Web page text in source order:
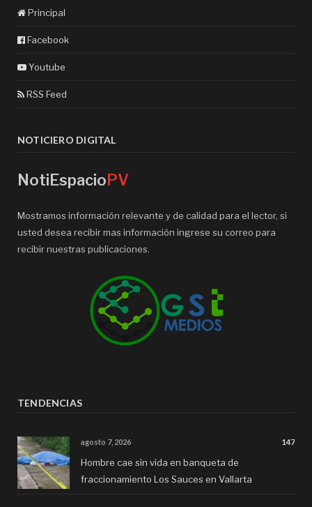
Principal
Facebook
Youtube
RSS Feed
NOTICIERO DIGITAL
NotiEspacioPV
Mostramos información relevante y de calidad para el lector, si
usted desea recibir mas información ingrese su correo para
recibir nuestras publicaciones.
TENDENCIAS
agosto 7, 2026 147
Hombre cae sin vida en banqueta de
fraccionamiento Los Sauces en Vallarta